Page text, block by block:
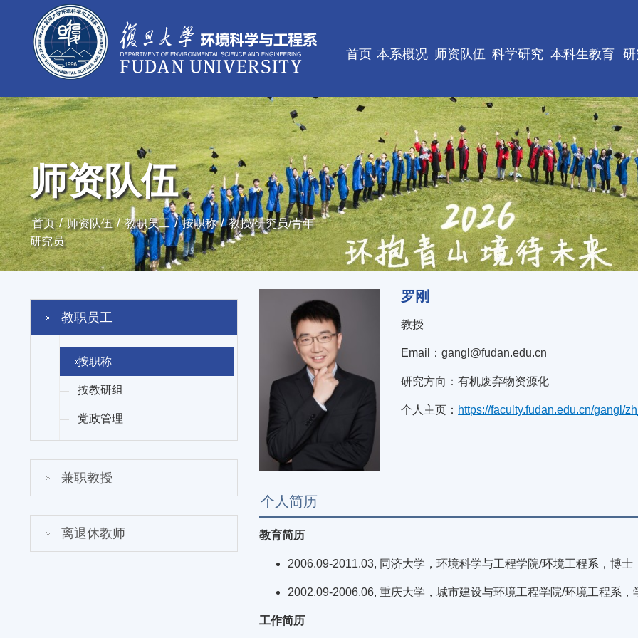
首页 本系概况 师资队伍 科学研究 本科生教育
师资队伍
首页 / 师资队伍 / 教职员工 / 按职称 / 教授/研究员/青年
研究员
教职员工
按职称
按教研组
党政管理
兼职教授
离退休教师
罗刚
教授
Email：gangl@fudan.edu.cn
研究方向：有机废弃物资源化
个人主页： https://faculty.fudan.edu.cn/gangl/
个人简历
教育简历
2006.09-2011.03, 同济大学，环境科学与工程学院/环境工程系，博士
2002.09-2006.06, 重庆大学，城市建设与环境工程学院/环境工程系，
工作简历